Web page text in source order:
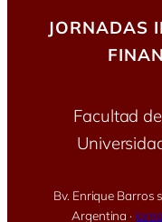
JORNADAS
Facultad
Bv. Enrique Barros
Argentina ·